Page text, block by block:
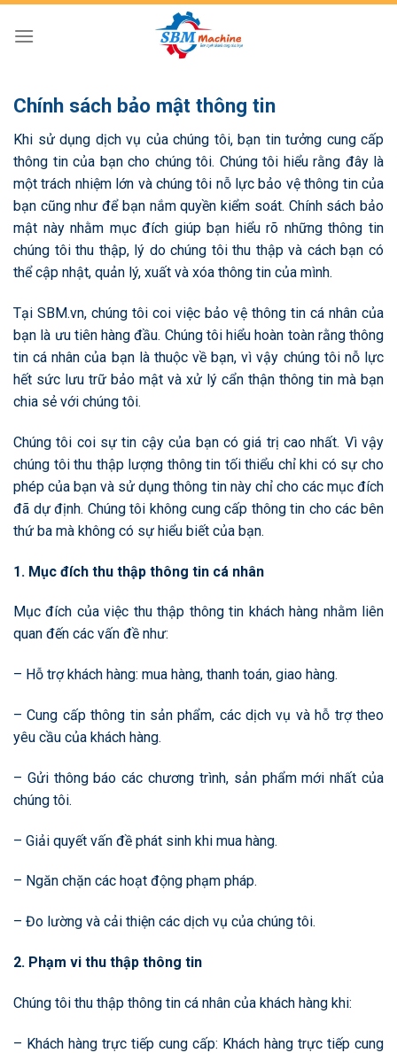
Skip
Chính sách bảo mật thông tin
Khi sử dụng dịch vụ của chúng tôi, bạn tin tưởng cung cấp
thông tin của bạn cho chúng tôi. Chúng tôi hiểu rằng đây là
một trách nhiệm lớn và chúng tôi nỗ lực bảo vệ thông tin của
bạn cũng như để bạn nắm quyền kiểm soát. Chính sách bảo
mật này nhằm mục đích giúp bạn hiểu rõ những thông tin
chúng tôi thu thập, lý do chúng tôi thu thập và cách bạn có
thể cập nhật, quản lý, xuất và xóa thông tin của mình.
Tại SBM.vn, chúng tôi coi việc bảo vệ thông tin cá nhân của
bạn là ưu tiên hàng đầu. Chúng tôi hiểu hoàn toàn rằng thông
tin cá nhân của bạn là thuộc về bạn, vì vậy chúng tôi nỗ lực
hết sức lưu trữ bảo mật và xử lý cẩn thận thông tin mà bạn
chia sẻ với chúng tôi.
Chúng tôi coi sự tin cậy của bạn có giá trị cao nhất. Vì vậy
chúng tôi thu thập lượng thông tin tối thiểu chỉ khi có sự cho
phép của bạn và sử dụng thông tin này chỉ cho các mục đích
đã dự định. Chúng tôi không cung cấp thông tin cho các bên
thứ ba mà không có sự hiểu biết của bạn.
1. Mục đích thu thập thông tin cá nhân
Mục đích của việc thu thập thông tin khách hàng nhằm liên
quan đến các vấn đề như:
– Hỗ trợ khách hàng: mua hàng, thanh toán, giao hàng.
– Cung cấp thông tin sản phẩm, các dịch vụ và hỗ trợ theo
yêu cầu của khách hàng.
– Gửi thông báo các chương trình, sản phẩm mới nhất của
chúng tôi.
– Giải quyết vấn đề phát sinh khi mua hàng.
– Ngăn chặn các hoạt động phạm pháp.
– Đo lường và cải thiện các dịch vụ của chúng tôi.
2. Phạm vi thu thập thông tin
Chúng tôi thu thập thông tin cá nhân của khách hàng khi:
– Khách hàng trực tiếp cung cấp: Khách hàng trực tiếp cung